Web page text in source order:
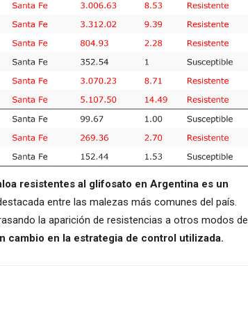
resistentes al glifosato en Argentina es un
entre las malezas más comunes del país.
la aparición de resistencias a otros modos de
cambio en la estrategia de control utilizada.